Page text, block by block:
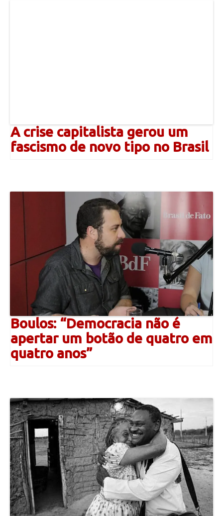
A crise capitalista gerou um
fascismo de novo tipo no Brasil
Boulos: “Democracia não é
apertar um botão de quatro em
quatro anos”